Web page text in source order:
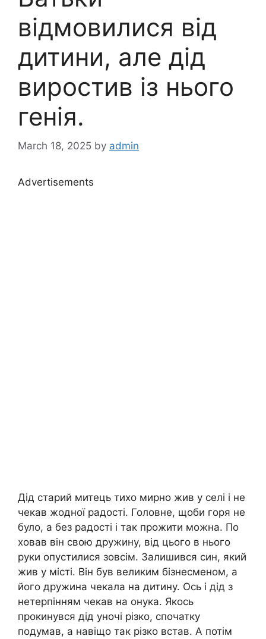
вiдмовилися від
дитини, але дід
виростив із нього
генія.
March 18, 2025 by admin
Advertisements
Дід старий митець тихо мирно жив у селі і не
чекав жодної радості. Головне, щоби горя не
було, а без радості і так прожити можна. По
ховав він свою дружину, від цього в нього
руки опустилися зовсім. Залишився син, який
жив у місті. Він був великим бізнесменом, а
його дружина чекала на дитину. Ось і дід з
нетерпінням чекав на онука. Якось
прокинувся дід уночі різко, спочатку
подумав, а навіщо так різко встав. А потім